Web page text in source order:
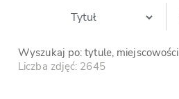
Wyszukaj po: tytule,
Liczba zdjęć: 2645